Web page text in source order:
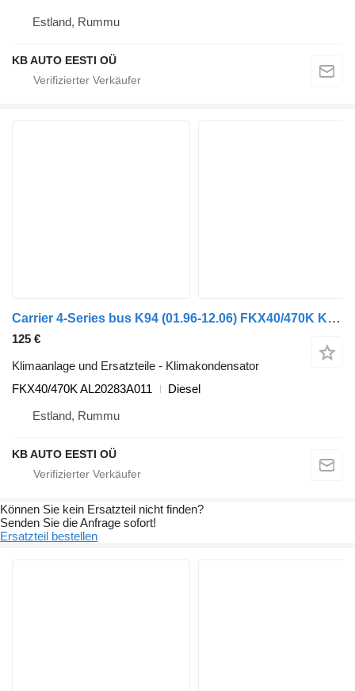
Estland, Rummu
KB AUTO EESTI OÜ
Carrier 4-Series bus K94 (01.96-12.06) FKX40/470K Klimakondensator für Scania 4-series bus (1995-2006)
125 €
Klimaanlage und Ersatzteile - Klimakondensator
FKX40/470K AL20283A011
Diesel
Estland, Rummu
KB AUTO EESTI OÜ
Können Sie kein Ersatzteil nicht finden?
Senden Sie die Anfrage sofort!
Ersatzteil bestellen